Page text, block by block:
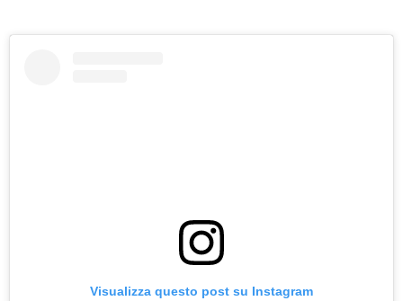
Visualizza questo post su Instagram